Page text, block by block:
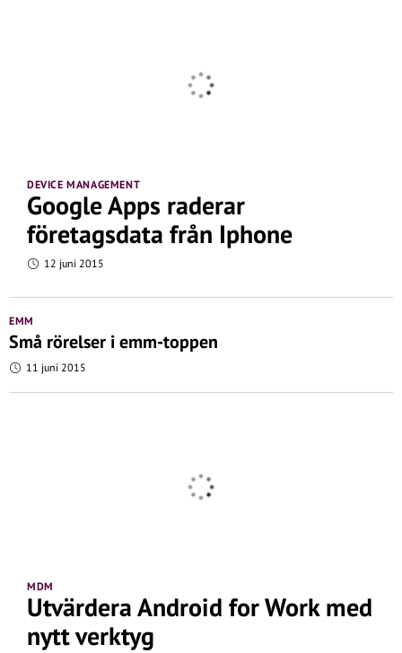
DEVICE MANAGEMENT
Google Apps raderar
företagsdata från Iphone
12 juni 2015
EMM
Små rörelser i emm-toppen
11 juni 2015
MDM
Utvärdera Android for Work med
nytt verktyg